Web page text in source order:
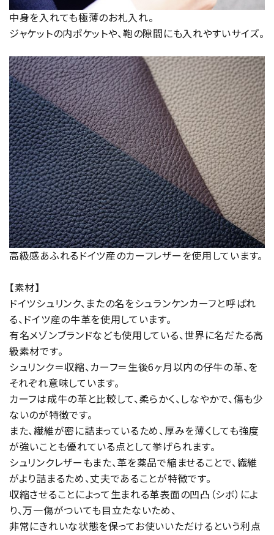
中身を入れても極薄のお札入れ。
ジャケットの内ポケットや、鞄の隙間にも入れやすいサイズ。
高級感あふれるドイツ産のカーフレザーを使用しています。
【素材】
ドイツシュリンク、またの名をシュランケンカーフと呼ばれ
る、ドイツ産の牛革を使用しています。
有名メゾンブランドなども使用している、世界に名だたる高
級素材です。
シュリンク＝収縮、カーフ＝生後6ヶ月以内の仔牛の革、を
それぞれ意味しています。
カーフは成牛の革と比較して、柔らかく、しなやかで、傷も少
ないのが特徴です。
また、繊維が密に詰まっているため、厚みを薄くしても強度
が強いことも優れている点として挙げられます。
シュリンクレザーもまた、革を薬品で縮ませることで、繊維
がより詰まるため、丈夫であることが特徴です。
収縮させることによって生まれる革表面の凹凸（シボ）によ
り、万一傷がついても目立たないため、
非常にきれいな状態を保ってお使いいただけるという利点